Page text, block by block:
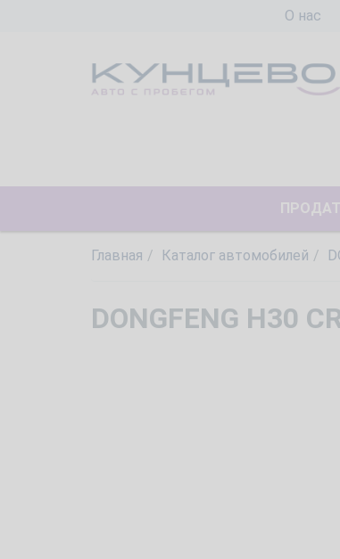
О нас
Главная Каталог автомобилей
DONGFENG H30